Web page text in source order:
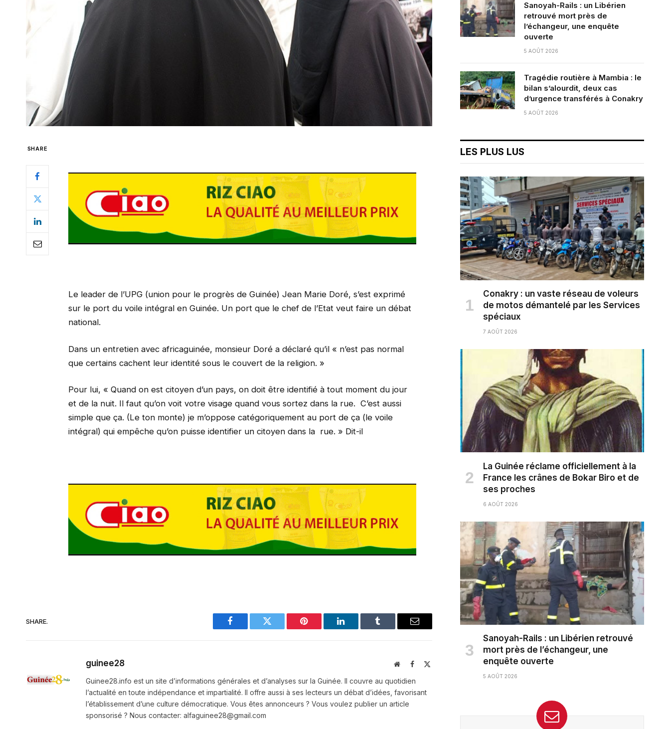
SHARE
Le leader de l’UPG (union pour le progrès de Guinée) Jean Marie Doré, s’est exprimé
sur le port du voile intégral en Guinée. Un port que le chef de l’Etat veut faire un débat
national.
Dans un entretien avec africaguinée, monsieur Doré a déclaré qu’il « n’est pas normal
que certains cachent leur identité sous le couvert de la religion. »
Pour lui, « Quand on est citoyen d’un pays, on doit être identifié à tout moment du jour
et de la nuit. Il faut qu’on voit votre visage quand vous sortez dans la rue. C’est aussi
simple que ça. (Le ton monte) je m’oppose catégoriquement au port de ça (le voile
intégral) qui empêche qu’on puisse identifier un citoyen dans la rue. » Dit-il
SHARE.
Facebook Twitter Pinterest LinkedIn Tumblr Email
guinee28 WebsiteFacebook
X
Guinee28.info est un site d’informations générales et d’analyses sur la Guinée. Il couvre au quotidien
l’actualité en toute indépendance et impartialité. Il offre aussi à ses lecteurs un débat d’idées, favorisant
l’établissement d’une culture démocratique. Vous êtes annonceurs ? Vous voulez publier un article
sponsorisé ? Nous contacter: alfaguinee28@gmail.com
Sanoyah-Rails : un Libérien
retrouvé mort près de
l’échangeur, une enquête
ouverte
5 AOÛT 2026
Tragédie routière à Mambia : le
bilan s’alourdit, deux cas
d’urgence transférés à Conakry
5 AOÛT 2026
LES PLUS LUS
Conakry : un vaste réseau de voleurs
de motos démantelé par les Services
spéciaux
7 AOÛT 2026
La Guinée réclame officiellement à la
France les crânes de Bokar Biro et de
ses proches
6 AOÛT 2026
Sanoyah-Rails : un Libérien retrouvé
mort près de l’échangeur, une
enquête ouverte
5 AOÛT 2026